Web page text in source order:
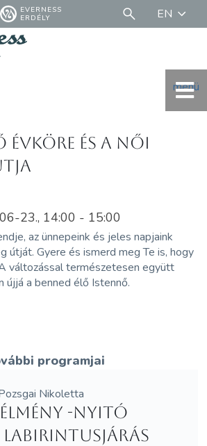
EVERNESS
ERDÉLY
EN
menü
évköre és a női
23., 14:00 - 15:00
az ünnepeink és jeles napjaink
útját. Gyere és ismerd meg Te is, hogy
változással természetesen együtt
újjá a benned élő Istennő.
programjai
Nikoletta
élmény -Nyitó
Labirintusjárás